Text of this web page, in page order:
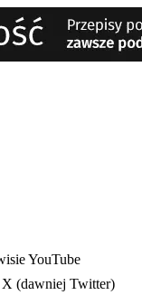
YouTube
X (dawniej Twitter)